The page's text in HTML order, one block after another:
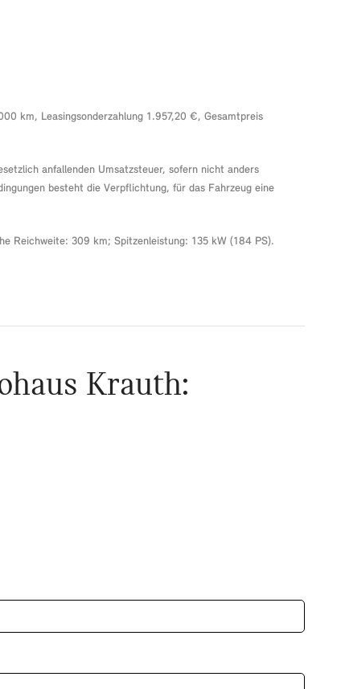
km, Leasingsonderzahlung 1.957,20 €, Gesamtpreis
anfallenden Umsatzsteuer, sofern nicht anders
besteht die Verpflichtung, für das Fahrzeug eine
Reichweite: 309 km; Spitzenleistung: 135 kW (184 PS).
Krauth: